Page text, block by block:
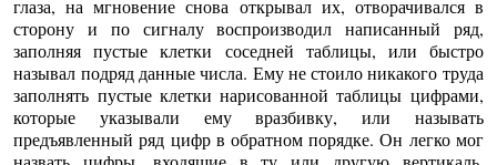
глаза, на мгновение снова открывал их, отворачивался в
сторону и по сигналу воспроизводил написанный ряд,
заполняя пустые клетки соседней таблицы, или быстро
называл подряд данные числа. Ему не стоило никакого труда
заполнять пустые клетки нарисованной таблицы цифрами,
которые указывали ему вразбивку, или называть
предъявленный ряд цифр в обратном порядке. Он легко мог